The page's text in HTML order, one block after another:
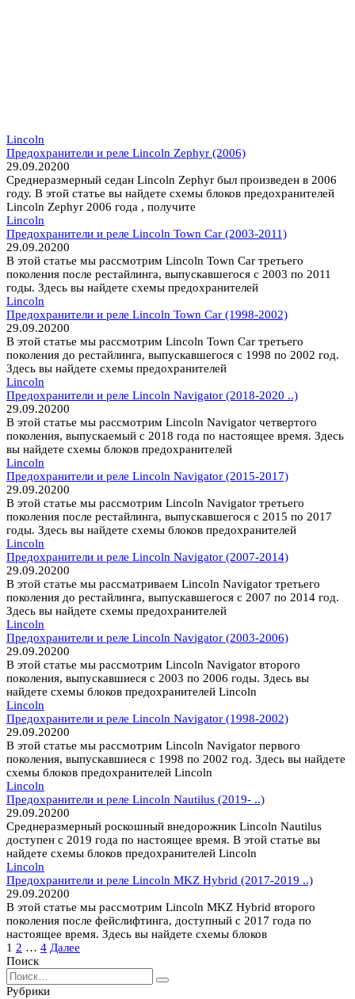
Lincoln
Предохранители и реле Lincoln Zephyr (2006)
29.09.20200
Среднеразмерный седан Lincoln Zephyr был произведен в 2006
году. В этой статье вы найдете схемы блоков предохранителей
Lincoln Zephyr 2006 года , получите
Lincoln
Предохранители и реле Lincoln Town Car (2003-2011)
29.09.20200
В этой статье мы рассмотрим Lincoln Town Car третьего
поколения после рестайлинга, выпускавшегося с 2003 по 2011
годы. Здесь вы найдете схемы предохранителей
Lincoln
Предохранители и реле Lincoln Town Car (1998-2002)
29.09.20200
В этой статье мы рассмотрим Lincoln Town Car третьего
поколения до рестайлинга, выпускавшегося с 1998 по 2002 год.
Здесь вы найдете схемы предохранителей
Lincoln
Предохранители и реле Lincoln Navigator (2018-2020 ..)
29.09.20200
В этой статье мы рассмотрим Lincoln Navigator четвертого
поколения, выпускаемый с 2018 года по настоящее время. Здесь
вы найдете схемы блоков предохранителей
Lincoln
Предохранители и реле Lincoln Navigator (2015-2017)
29.09.20200
В этой статье мы рассмотрим Lincoln Navigator третьего
поколения после рестайлинга, выпускавшегося с 2015 по 2017
годы. Здесь вы найдете схемы блоков предохранителей
Lincoln
Предохранители и реле Lincoln Navigator (2007-2014)
29.09.20200
В этой статье мы рассматриваем Lincoln Navigator третьего
поколения до рестайлинга, выпускавшегося с 2007 по 2014 год.
Здесь вы найдете схемы предохранителей
Lincoln
Предохранители и реле Lincoln Navigator (2003-2006)
29.09.20200
В этой статье мы рассмотрим Lincoln Navigator второго
поколения, выпускавшиеся с 2003 по 2006 годы. Здесь вы
найдете схемы блоков предохранителей Lincoln
Lincoln
Предохранители и реле Lincoln Navigator (1998-2002)
29.09.20200
В этой статье мы рассмотрим Lincoln Navigator первого
поколения, выпускавшиеся с 1998 по 2002 год. Здесь вы найдете
схемы блоков предохранителей Lincoln
Lincoln
Предохранители и реле Lincoln Nautilus (2019- ..)
29.09.20200
Среднеразмерный роскошный внедорожник Lincoln Nautilus
доступен с 2019 года по настоящее время. В этой статье вы
найдете схемы блоков предохранителей Lincoln
Lincoln
Предохранители и реле Lincoln MKZ Hybrid (2017-2019 ..)
29.09.20200
В этой статье мы рассмотрим Lincoln MKZ Hybrid второго
поколения после фейслифтинга, доступный с 2017 года по
настоящее время. Здесь вы найдете схемы блоков
Пагинация
записей
1 2 … 4 Далее
Поиск
Search
for:
Рубрики